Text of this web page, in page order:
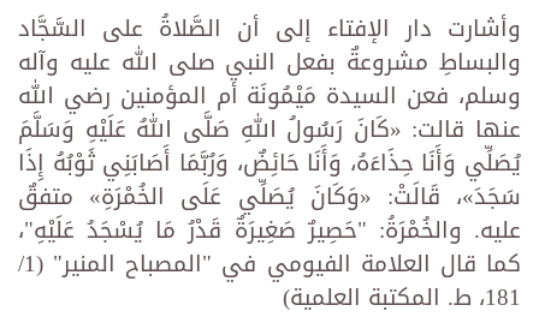
وأشارت دار الإفتاء إلى أن الصَّلاةُ على السَّجَّاد
والبساطِ مشروعةٌ بفعل النبي صلى الله عليه وآله
وسلم، فعن السيدة مَيْمُونَة أم المؤمنين رضي الله
عنها قالت: «كَانَ رَسُولُ اللهِ صَلَّى اللهُ عَلَيْهِ وَسَلَّمَ
يُصَلِّي وَأَنَا حِذَاءَهُ، وَأَنَا حَائِضٌ، وَرُبَّمَا أَصَابَنِي ثَوْبُهُ إِذَا
سَجَدَ»، قَالَتْ: «وَكَانَ يُصَلِّي عَلَى الخُمْرَةِ» متفقٌ
عليه. والخُمْرَةُ: "حَصِيرٌ صَغِيرَةٌ قَدْرُ مَا يُسْجَدُ عَلَيْهِ"،
كما قال العلامة الفيومي في "المصباح المنير" (1/
181، ط. المكتبة العلمية)